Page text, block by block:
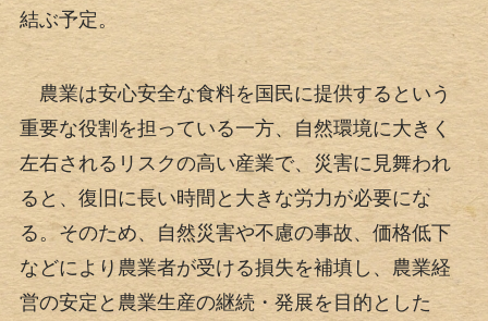
結ぶ予定。
農業は安心安全な食料を国民に提供するという
重要な役割を担っている一方、自然環境に大きく
左右されるリスクの高い産業で、災害に見舞われ
ると、復旧に長い時間と大きな労力が必要にな
る。そのため、自然災害や不慮の事故、価格低下
などにより農業者が受ける損失を補填し、農業経
営の安定と農業生産の継続・発展を目的とした